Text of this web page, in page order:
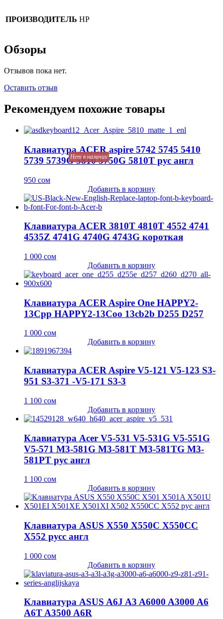
ПРОИЗВОДИТЕЛЬ HP
Обзоры
Отзывов пока нет.
Оставить отзыв
Рекомендуем похожие товары
Клавиатура ACER aspire 5742 5745 5410
5739 5739G 5810 5750G 5810T рус англ
950 сом
Добавить в корзину
Клавиатура ACER 3810T 4810T 4552 4741
4535Z 4741G 4740G 4743G короткая
1 000 сом
Добавить в корзину
Клавиатура ACER Aspire One HAPPY2-
13Cpp HAPPY2-13Coo 13cb2b D255 D257
1 000 сом
Добавить в корзину
Клавиатура ACER Aspire V5-121 V5-123 S3-
951 S3-371 -V5-171 S3-3
1 100 сом
Добавить в корзину
Клавиатура Acer V5-531 V5-531G V5-551G
V5-571 M3-581G M3-581T M3-581TG M3-
581PT рус англ
1 100 сом
Добавить в корзину
Клавиатура ASUS X550 X550C X550CC
X552 русс англ
1 000 сом
Добавить в корзину
Клавиатура ASUS A6J A3 A6000 A3000 A6
A6T A3500 A6R
Нет в наличии